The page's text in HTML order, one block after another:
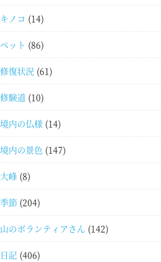
キノコ (14)
ペット (86)
修復状況 (61)
修験道 (10)
境内の仏様 (14)
境内の景色 (147)
大峰 (8)
季節 (204)
山のボランティアさん (142)
日記 (406)